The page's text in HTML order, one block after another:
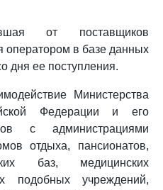
от поставщиков
в базе данных
дня ее поступления.
Министерства
Федерации и его
с администрациями
отдыха, пансионатов,
баз, медицинских
подобных учреждений,